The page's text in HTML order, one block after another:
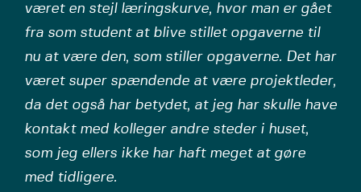
været en stejl læringskurve, hvor man er gået
fra som student at blive stillet opgaverne til
nu at være den, som stiller opgaverne. Det har
været super spændende at være projektleder,
da det også har betydet, at jeg har skulle have
kontakt med kolleger andre steder i huset,
som jeg ellers ikke har haft meget at gøre
med tidligere.